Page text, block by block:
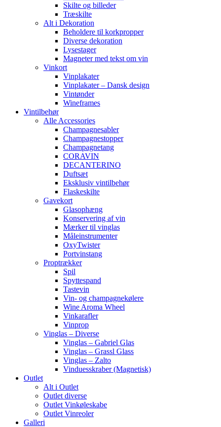
Skilte og billeder
Træskilte
Alt i Dekoration
Beholdere til korkpropper
Diverse dekoration
Lysestager
Magneter med tekst om vin
Vinkort
Vinplakater
Vinplakater – Dansk design
Vintønder
Wineframes
Vintilbehør
Alle Accessories
Champagnesabler
Champagnestopper
Champagnetang
CORAVIN
DECANTERINO
Duftsæt
Eksklusiv vintilbehør
Flaskeskilte
Gavekort
Glasophæng
Konservering af vin
Mærker til vinglas
Måleinstrumenter
OxyTwister
Portvinstang
Proptrækker
Spil
Spyttespand
Tastevin
Vin- og champagnekølere
Wine Aroma Wheel
Vinkarafler
Vinprop
Vinglas – Diverse
Vinglas – Gabriel Glas
Vinglas – Grassl Glass
Vinglas – Zalto
Vinduesskraber (Magnetisk)
Outlet
Alt i Outlet
Outlet diverse
Outlet Vinkøleskabe
Outlet Vinreoler
Galleri